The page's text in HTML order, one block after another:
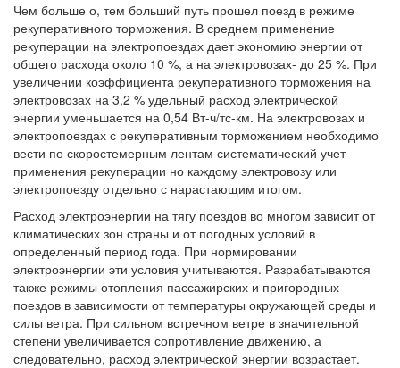
Чем больше о, тем больший путь прошел поезд в режиме
рекуперативного торможения. В среднем применение
рекуперации на электропоездах дает экономию энергии от
общего расхода около 10 %, а на электровозах- до 25 %. При
увеличении коэффициента рекуперативного торможения на
электровозах на 3,2 % удельный расход электрической
энергии уменьшается на 0,54 Вт-ч/тс-км. На электровозах и
электропоездах с рекуперативным торможением необходимо
вести по скоростемерным лентам систематический учет
применения рекуперации но каждому электровозу или
электропоезду отдельно с нарастающим итогом.
Расход электроэнергии на тягу поездов во многом зависит от
климатических зон страны и от погодных условий в
определенный период года. При нормировании
электроэнергии эти условия учитываются. Разрабатываются
также режимы отопления пассажирских и пригородных
поездов в зависимости от температуры окружающей среды и
силы ветра. При сильном встречном ветре в значительной
степени увеличивается сопротивление движению, а
следовательно, расход электрической энергии возрастает.